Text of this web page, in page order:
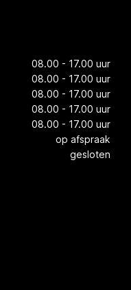
08.00 - 17.00 uur
08.00 - 17.00 uur
08.00 - 17.00 uur
08.00 - 17.00 uur
08.00 - 17.00 uur
op afspraak
gesloten